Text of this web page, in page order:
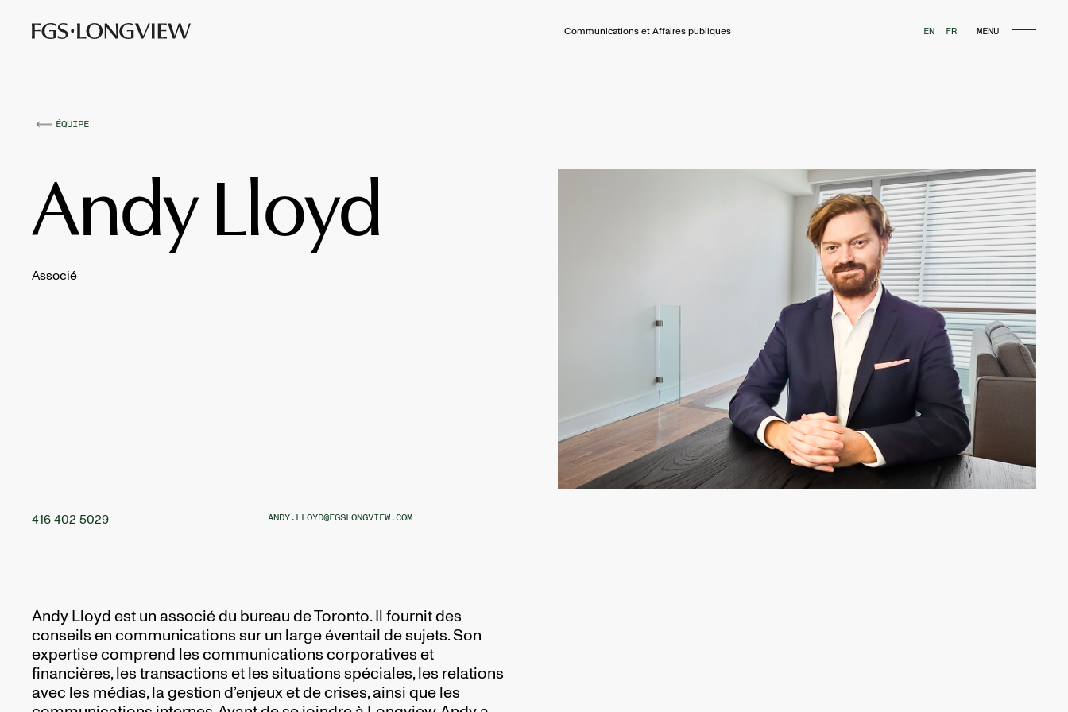
EN FR MENU
Communications et Affaires publiques
ÉQUIPE
Andy Lloyd
Associé
416 402 5029 ANDY.LLOYD@FGSLONGVIEW.COM
Andy Lloyd est un associé du bureau de Toronto. Il fournit des
conseils en communications sur un large éventail de sujets. Son
expertise comprend les communications corporatives et
financières, les transactions et les situations spéciales, les relations
avec les médias, la gestion d’enjeux et de crises, ainsi que les